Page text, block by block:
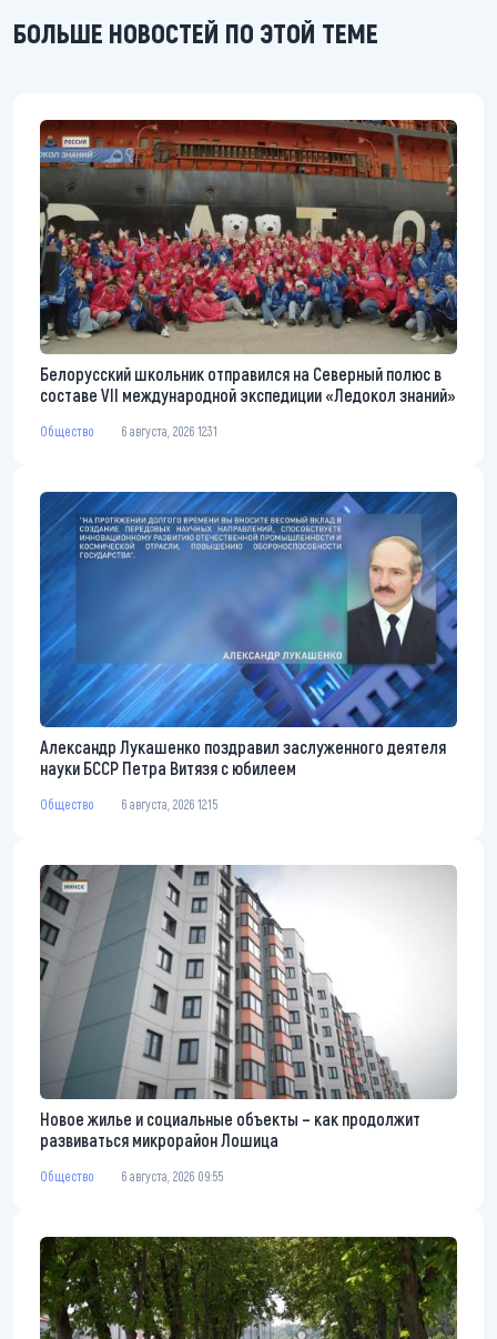
БОЛЬШЕ НОВОСТЕЙ ПО ЭТОЙ ТЕМЕ
Белорусский школьник отправился на Северный полюс в
составе VII международной экспедиции «Ледокол знаний»
Общество 6 августа, 2026 12:31
Александр Лукашенко поздравил заслуженного деятеля
науки БССР Петра Витязя с юбилеем
Общество 6 августа, 2026 12:15
Новое жилье и социальные объекты – как продолжит
развиваться микрорайон Лошица
Общество 6 августа, 2026 09:55